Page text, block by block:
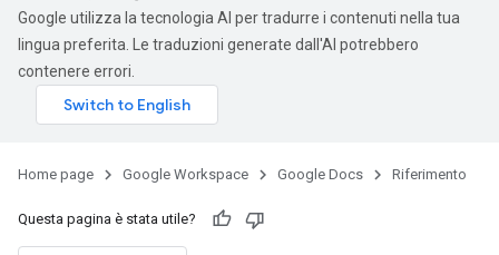
Google utilizza la tecnologia AI per tradurre i contenuti nella tua
lingua preferita. Le traduzioni generate dall'AI potrebbero
contenere errori.
Home page Google Workspace Google Docs Riferimento
Questa pagina è stata utile?